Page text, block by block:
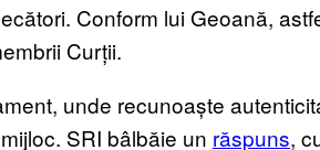
Conform lui Geoană,
Curții.
unde recunoaște
SRI bâlbăie un răspuns,